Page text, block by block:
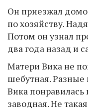
Он приезжал
по хозяйству.
Потом он узнал
два года назад и
Матери Вика не
шебутная. Разные
Вика
заводная. Не